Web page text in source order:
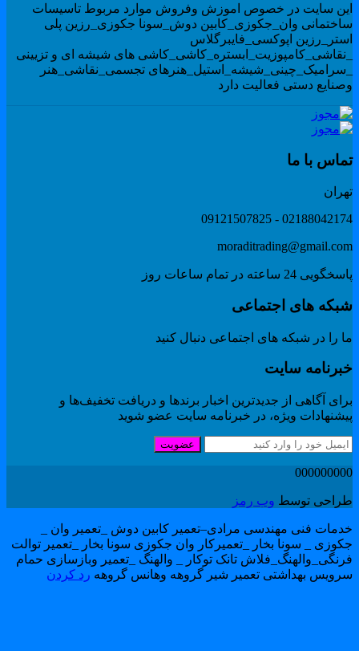
سایت در خصوص اموزش وفروش موارد مربوط تاسیسات
وان_جکوزی_کابین دوش_سونا جکوزی_رزین پلی
اپوکسی_فایبرگلاس
های شیشه ای و تزیینی
تجسمی_نقاشی_هنر
دستی فعالیت دارد
با ما
02188042174 -
24 ساعته در تمام ساعات روز
های اجتماعی
را در شبکه های اجتماعی دنبال کنید
سایت
آگاهی از جدیدترین اخبار برندها و دریافت تخفیف‌ها و
ویژه، در خبرنامه سایت عضو شوید
عضویت
توسطوب رمز
فنی مهندسی مرادی–تعمیر کابین دوش _تعمیر وان _
_ سونا بخار _تعمیرکار وان جکوزی سونا بخار _تعمیر توالت
تانک توکار _ والهنگ _تعمیر وبازسازی حمام
بهداشتی تعمیر شیر گروهه وهانس گروههرد کردن